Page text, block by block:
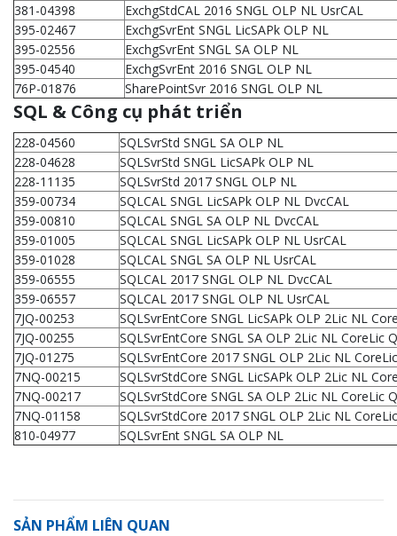
381-04398
ExchgStdCAL 2016 SNGL OLP NL UsrCAL
395-02467
ExchgSvrEnt SNGL LicSAPk OLP NL
395-02556
ExchgSvrEnt SNGL SA OLP NL
395-04540
ExchgSvrEnt 2016 SNGL OLP NL
76P-01876
SharePointSvr 2016 SNGL OLP NL
SQL & Công cụ phát triển
228-04560
SQLSvrStd SNGL SA OLP NL
228-04628
SQLSvrStd SNGL LicSAPk OLP NL
228-11135
SQLSvrStd 2017 SNGL OLP NL
359-00734
SQLCAL SNGL LicSAPk OLP NL DvcCAL
359-00810
SQLCAL SNGL SA OLP NL DvcCAL
359-01005
SQLCAL SNGL LicSAPk OLP NL UsrCAL
359-01028
SQLCAL SNGL SA OLP NL UsrCAL
359-06555
SQLCAL 2017 SNGL OLP NL DvcCAL
359-06557
SQLCAL 2017 SNGL OLP NL UsrCAL
7JQ-00253
SQLSvrEntCore SNGL LicSAPk OLP 2Lic NL
7JQ-00255
SQLSvrEntCore SNGL SA OLP 2Lic NL CoreLic
7JQ-01275
SQLSvrEntCore 2017 SNGL OLP 2Lic NL
7NQ-00215
SQLSvrStdCore SNGL LicSAPk OLP 2Lic NL
7NQ-00217
SQLSvrStdCore SNGL SA OLP 2Lic NL CoreLic
7NQ-01158
SQLSvrStdCore 2017 SNGL OLP 2Lic NL
810-04977
SQLSvrEnt SNGL SA OLP NL
SẢN PHẨM LIÊN QUAN